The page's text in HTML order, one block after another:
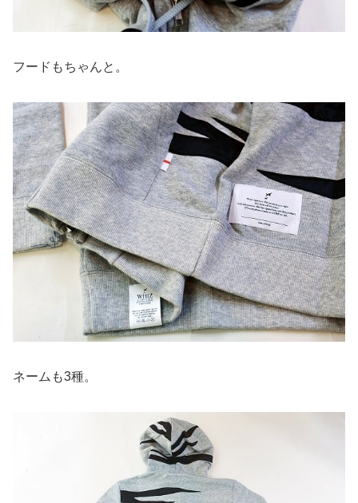
フードもちゃんと。
ネームも3種。